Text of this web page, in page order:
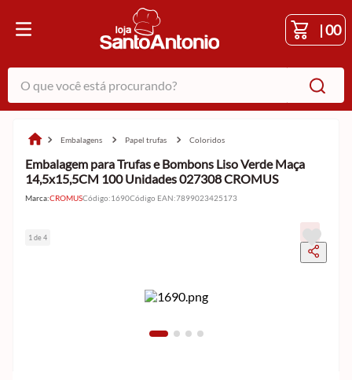
|00
O que você está procurando?
embalagens papel trufas coloridos
Embalagem para Trufas e Bombons Liso Verde Maça
14,5x15,5CM 100 Unidades 027308 CROMUS
Marca:CROMUSCódigo:1690Código EAN:7899023425173
1 de 4